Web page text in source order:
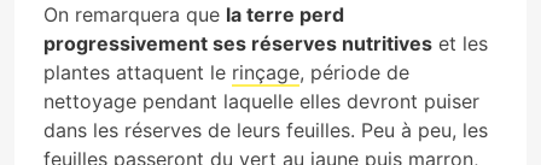
On remarquera que la terre perd
progressivement ses réserves nutritives et les
plantes attaquent le rinçage, période de
nettoyage pendant laquelle elles devront puiser
dans les réserves de leurs feuilles. Peu à peu, les
feuilles passeront du vert au jaune puis marron,